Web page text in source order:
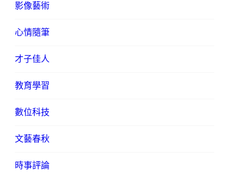
影像藝術
心情隨筆
才子佳人
教育學習
數位科技
文藝春秋
時事評論